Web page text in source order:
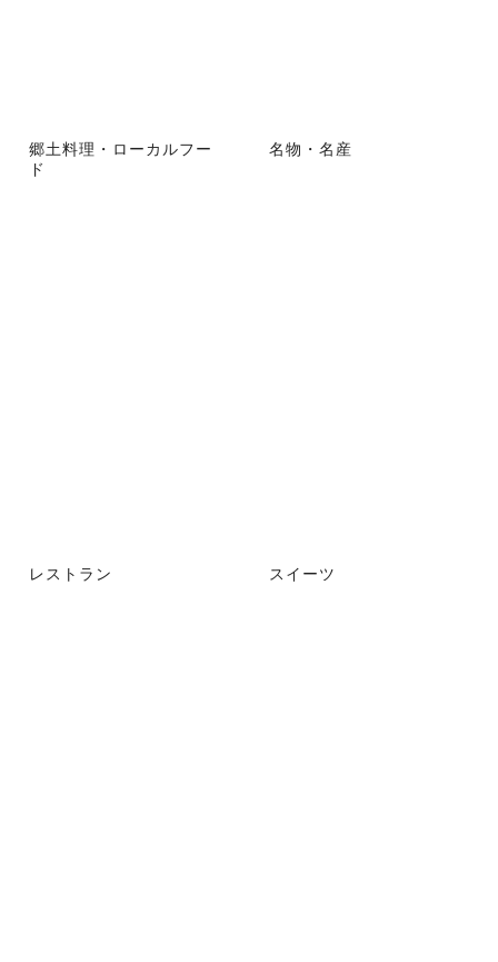
郷土料理・ローカルフー
ド
名物・名産
レストラン スイーツ